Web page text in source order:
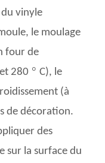
du vinyle
le moulage
four de
280 ° C), le
(à
de décoration.
des
sur la surface du